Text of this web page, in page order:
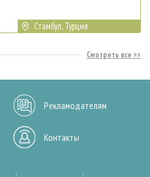
Стамбул, Турция
Смотреть все
Рекламодателям
Контакты